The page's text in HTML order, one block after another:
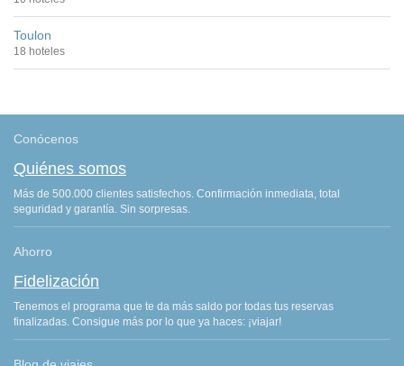
Toulon
18 hoteles
Conócenos
Quiénes somos
Más de 500.000 clientes satisfechos. Confirmación inmediata, total
seguridad y garantía. Sin sorpresas.
Ahorro
Fidelización
Tenemos el programa que te da más saldo por todas tus reservas
finalizadas. Consigue más por lo que ya haces: ¡viajar!